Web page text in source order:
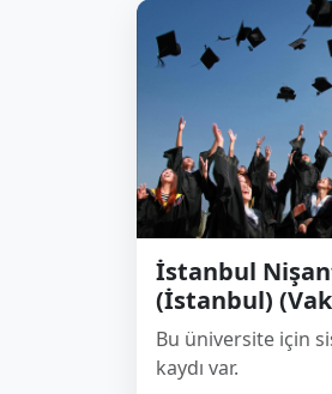
İstanbul
(İstanbul)
Bu üniversite için
kaydı var.